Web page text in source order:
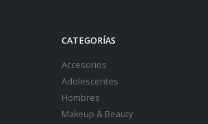
CATEGORÍAS
Accesorios
Adolescentes
Hombres
Makeup & Beauty